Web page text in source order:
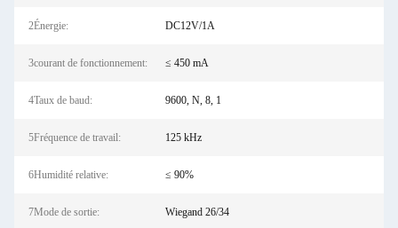
2Énergie: DC12V/1A
3courant de fonctionnement: ≤ 450 mA
4Taux de baud: 9600, N, 8, 1
5Fréquence de travail: 125 kHz
6Humidité relative: ≤ 90%
7Mode de sortie: Wiegand 26/34